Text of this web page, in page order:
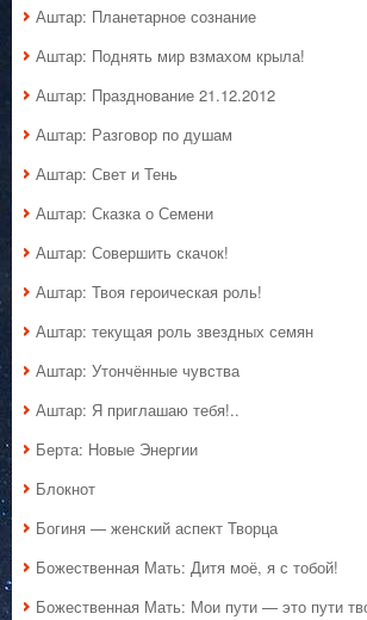
Аштар: Планетарное сознание
Аштар: Поднять мир взмахом крыла!
Аштар: Празднование 21.12.2012
Аштар: Разговор по душам
Аштар: Свет и Тень
Аштар: Сказка о Семени
Аштар: Совершить скачок!
Аштар: Твоя героическая роль!
Аштар: текущая роль звездных семян
Аштар: Утончённые чувства
Аштар: Я приглашаю тебя!..
Берта: Новые Энергии
Блокнот
Богиня — женский аспект Творца
Божественная Мать: Дитя моё, я с тобой!
Божественная Мать: Мои пути — это пути